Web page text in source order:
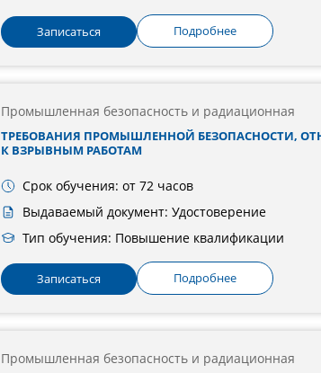
Записаться Подробнее
Промышленная безопасность и радиационная
ТРЕБОВАНИЯ ПРОМЫШЛЕННОЙ БЕЗОПАСНОСТИ,
К ВЗРЫВНЫМ РАБОТАМ
Срок обучения: от 72 часов
Выдаваемый документ: Удостоверение
Тип обучения: Повышение квалификации
Записаться Подробнее
Промышленная безопасность и радиационная